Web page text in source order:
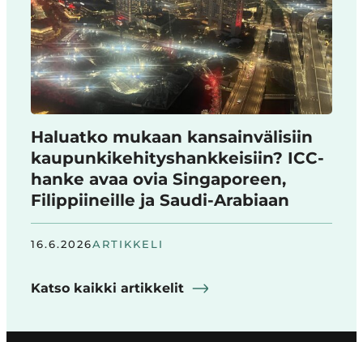
Haluatko mukaan kansainvälisiin
kaupunkikehityshankkeisiin? ICC-
hanke avaa ovia Singaporeen,
Filippiineille ja Saudi-Arabiaan
16.6.2026ARTIKKELI
Katso kaikki artikkelit